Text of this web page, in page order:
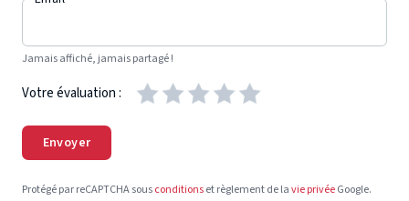
Jamais affiché, jamais partagé !
Votre évaluation :
Envoyer
Protégé par reCAPTCHA sousconditionset règlement de lavie privéeGoogle.